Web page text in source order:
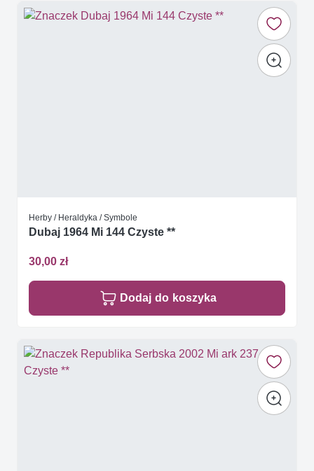
Herby / Heraldyka / Symbole
Dubaj 1964 Mi 144 Czyste **
30,00 zł
Dodaj do koszyka